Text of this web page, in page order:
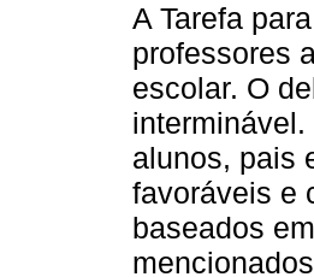
A Tarefa
professores
escolar. O
alunos, pais
favoráveis e
baseados